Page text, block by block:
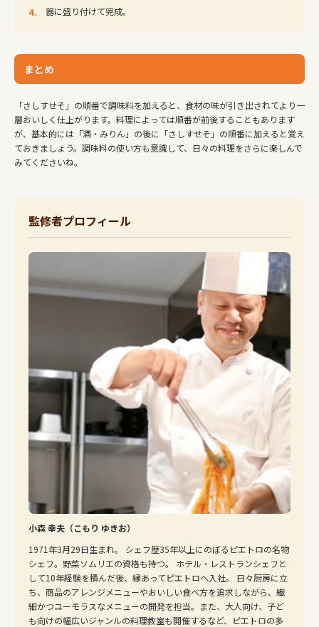
器に盛り付けて完成。
まとめ
「さしすせそ」の順番で調味料を加えると、食材の味が引き出されてより一
層おいしく仕上がります。料理によっては順番が前後することもあります
が、基本的には「酒・みりん」の後に「さしすせそ」の順番に加えると覚え
ておきましょう。調味料の使い方も意識して、日々の料理をさらに楽しんで
みてくださいね。
監修者プロフィール
小森 幸夫（こもり ゆきお）
1971年3月29日生まれ。 シェフ歴35年以上にのぼるピエトロの名物
シェフ。野菜ソムリエの資格も持つ。 ホテル・レストランシェフと
して10年経験を積んだ後、縁あってピエトロへ入社。 日々厨房に立
ち、商品のアレンジメニューやおいしい食べ方を追求しながら、繊
細かつユーモラスなメニューの開発を担当。また、大人向け、子ど
も向けの幅広いジャンルの料理教室も開催するなど、ピエトロの多